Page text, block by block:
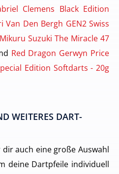
Clemens Black Edition
Van Den Bergh GEN2 Swiss
Suzuki The Miracle 47
Red Dragon Gerwyn Price
Edition Softdarts - 20g
WEITERES DART-
auch eine große Auswahl
deine Dartpfeile individuell